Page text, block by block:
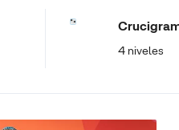
4 niveles